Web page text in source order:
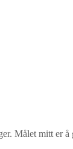
Målet mitt er